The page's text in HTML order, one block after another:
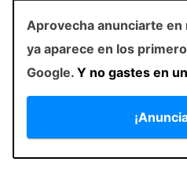
Aprovecha anunciarte
ya aparece en los
Google. Y no gastes en